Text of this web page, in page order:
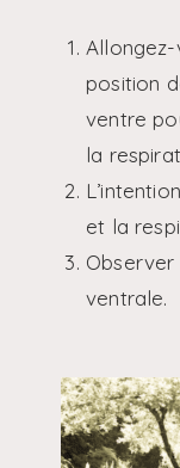
position
ventre
la
et la
ventrale.